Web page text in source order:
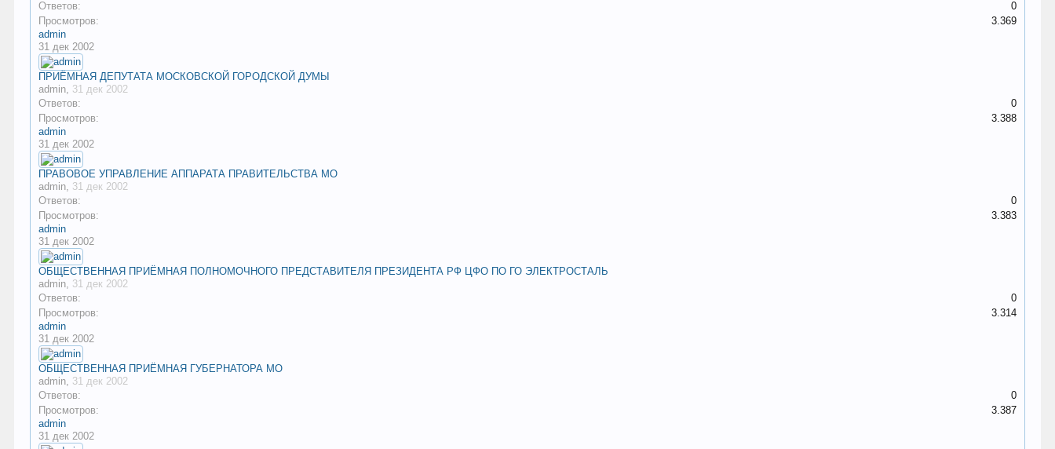
Ответов:
0
Просмотров:
3.369
admin
31 дек 2002
ПРИЁМНАЯ ДЕПУТАТА МОСКОВСКОЙ ГОРОДСКОЙ ДУМЫ
admin, 31 дек 2002
Ответов:
0
Просмотров:
3.388
admin
31 дек 2002
ПРАВОВОЕ УПРАВЛЕНИЕ АППАРАТА ПРАВИТЕЛЬСТВА МО
admin, 31 дек 2002
Ответов:
0
Просмотров:
3.383
admin
31 дек 2002
ОБЩЕСТВЕННАЯ ПРИЁМНАЯ ПОЛНОМОЧНОГО ПРЕДСТАВИТЕЛЯ ПРЕЗИДЕНТА РФ ЦФО ПО ГО ЭЛЕКТРОСТАЛЬ
admin, 31 дек 2002
Ответов:
0
Просмотров:
3.314
admin
31 дек 2002
ОБЩЕСТВЕННАЯ ПРИЁМНАЯ ГУБЕРНАТОРА МО
admin, 31 дек 2002
Ответов:
0
Просмотров:
3.387
admin
31 дек 2002